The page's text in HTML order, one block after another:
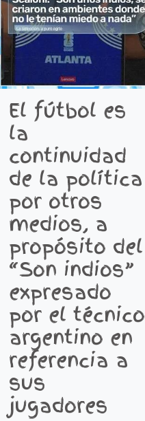
El fútbol es
la
continuidad
de la política
por otros
medios, a
propósito del
“Son indios”
expresado
por el técnico
argentino en
referencia a
sus
jugadores